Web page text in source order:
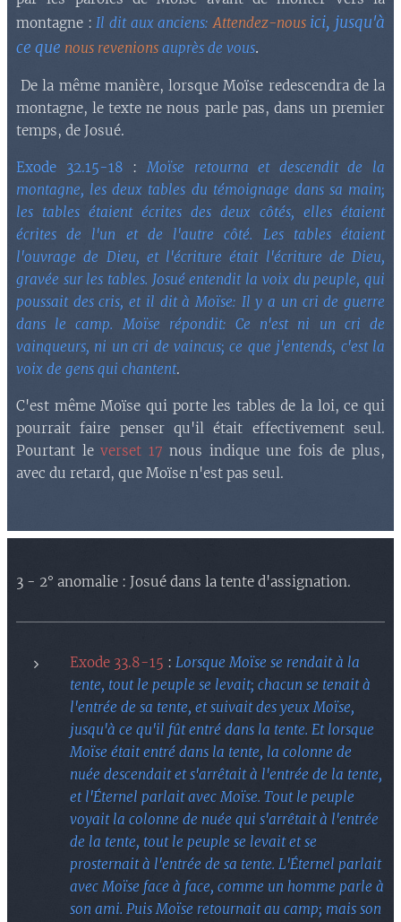
montagne :Il dit aux anciens:Attendez-nousici, jusqu'à
ce que nous revenions auprès de vous.
De la même manière, lorsque Moïse redescendra de la
montagne, le texte ne nous parle pas, dans un premier
temps, de Josué.
Exode 32.15-18 :Moïse retourna et descendit de la
montagne, les deux tables du témoignage dans sa main;
les tables étaient écrites des deux côtés, elles étaient
écrites de l'un et de l'autre côté. Les tables étaient
l'ouvrage de Dieu, et l'écriture était l'écriture de Dieu,
gravée sur les tables. Josué entendit la voix du peuple, qui
poussait des cris, et il dit à Moïse: Il y a un cri de guerre
dans le camp. Moïse répondit: Ce n'est ni un cri de
vainqueurs, ni un cri de vaincus; ce que j'entends, c'est la
voix de gens qui chantent.
C'est même Moïse qui porte les tables de la loi, ce qui
pourrait faire penser qu'il était effectivement seul.
Pourtant leverset 17 nous indique une fois de plus,
avec du retard, que Moïse n'est pas seul.
3 - 2° anomalie : Josué dans la tente d'assignation.
Exode 33.8-15 : Lorsque Moïse se rendait à la
tente, tout le peuple se levait; chacun se tenait à
l'entrée de sa tente, et suivait des yeux Moïse,
jusqu'à ce qu'il fût entré dans la tente. Et lorsque
Moïse était entré dans la tente, la colonne de
nuée descendait et s'arrêtait à l'entrée de la tente,
et l'Éternel parlait avec Moïse. Tout le peuple
voyait la colonne de nuée qui s'arrêtait à l'entrée
de la tente, tout le peuple se levait et se
prosternait à l'entrée de sa tente. L'Éternel parlait
avec Moïse face à face, comme un homme parle à
son ami. Puis Moïse retournait au camp; mais son